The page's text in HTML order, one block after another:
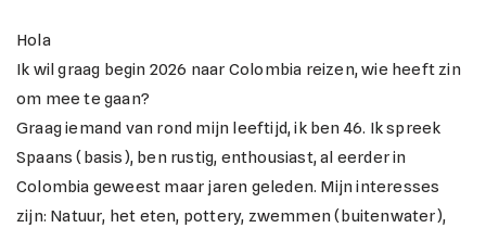
Hola
Ik wil graag begin 2026 naar Colombia reizen, wie heeft zin
om mee te gaan?
Graag iemand van rond mijn leeftijd, ik ben 46. Ik spreek
Spaans (basis), ben rustig, enthousiast, al eerder in
Colombia geweest maar jaren geleden. Mijn interesses
zijn: Natuur, het eten, pottery, zwemmen (buitenwater),